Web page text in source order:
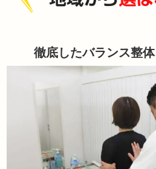
徹底したバランス整体